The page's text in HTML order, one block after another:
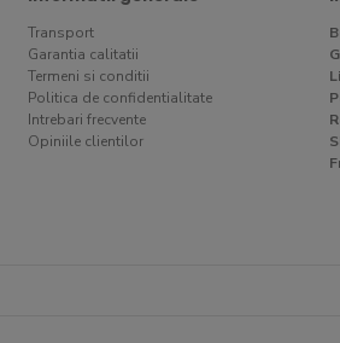
Transport
Garantia calitatii
Termeni si conditii
Politica de confidentialitate
Intrebari frecvente
Opiniile clientilor